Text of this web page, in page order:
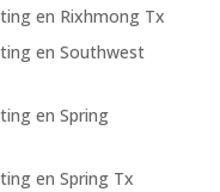
en Rixhmong Tx
en Southwest
en Spring
en Spring Tx